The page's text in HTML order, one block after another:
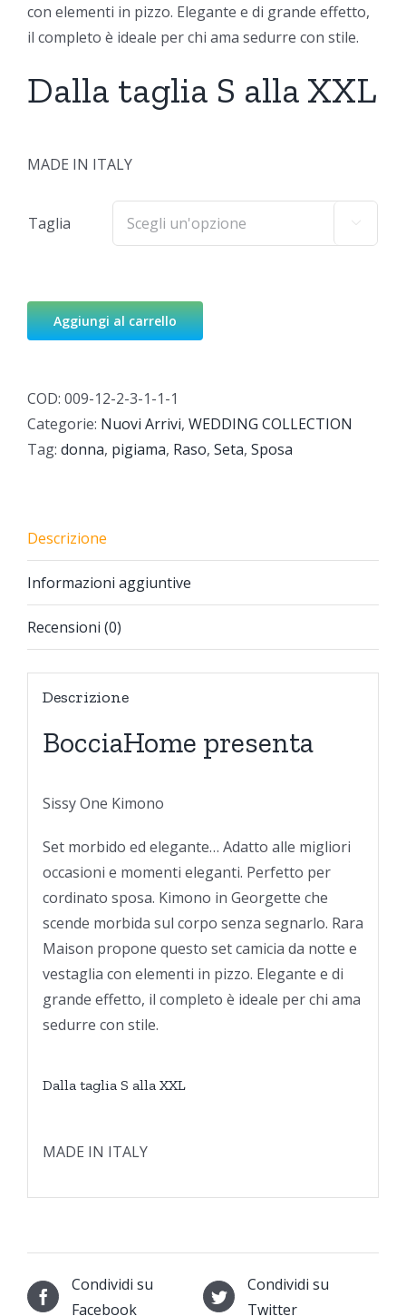
con elementi in pizzo. Elegante e di grande effetto,
il completo è ideale per chi ama sedurre con stile.
Dalla taglia S alla XXL
MADE IN ITALY
Taglia
Aggiungi al carrello
COD: 009-12-2-3-1-1-1
Categorie: Nuovi Arrivi, WEDDING COLLECTION
Tag: donna, pigiama, Raso, Seta, Sposa
Descrizione
Informazioni aggiuntive
Recensioni (0)
Descrizione
BocciaHome presenta
Sissy One Kimono
Set morbido ed elegante… Adatto alle migliori
occasioni e momenti eleganti. Perfetto per
cordinato sposa. Kimono in Georgette che
scende morbida sul corpo senza segnarlo. Rara
Maison propone questo set camicia da notte e
vestaglia con elementi in pizzo. Elegante e di
grande effetto, il completo è ideale per chi ama
sedurre con stile.
Dalla taglia S alla XXL
MADE IN ITALY
Condividi su
Facebook
Condividi su
Twitter